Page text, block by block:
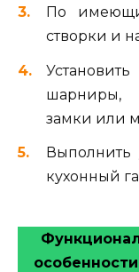
По
створки и
шарниры,
замки или
Выполнить
кухонный